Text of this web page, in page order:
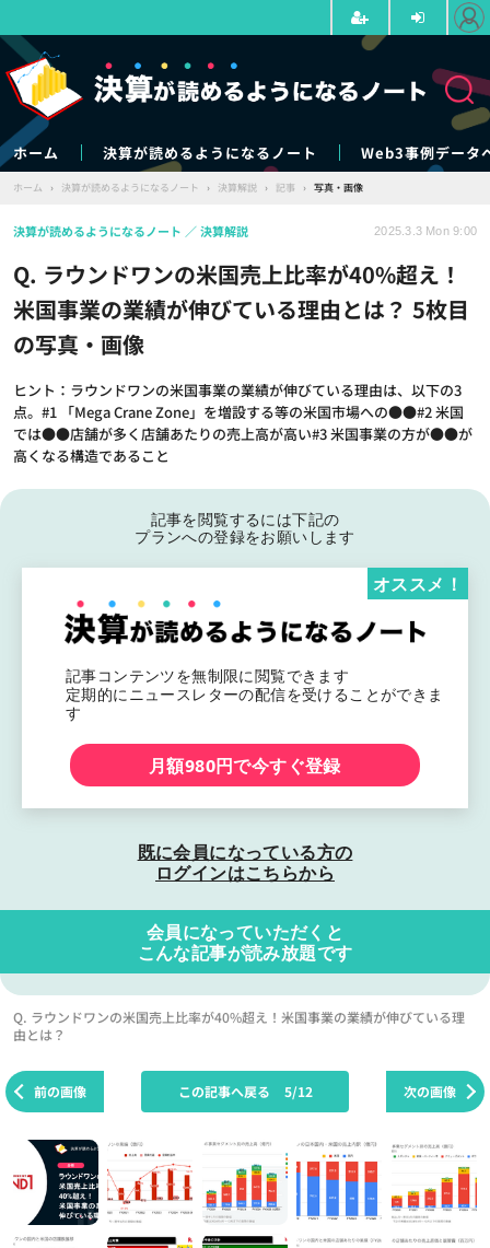
ホーム 決算が読めるようになるノート Web3事例データ
ホーム › 決算が読めるようになるノート › 決算解説 › 記事 › 写真・画像
Q. ラウンドワンの米国売上比率が40%超え！
米国事業の業績が伸びている理由とは？ 5枚目
の写真・画像
ヒント：ラウンドワンの米国事業の業績が伸びている理由は、以下の3
点。#1 「Mega Crane Zone」を増設する等の米国市場への●●#2 米国
では●●店舗が多く店舗あたりの売上高が高い#3 米国事業の方が●●が
高くなる構造であること
決算が読めるようになるノート 決算解説 2025.3.3 Mon 9:00
記事を閲覧するには下記の
プランへの登録をお願いします
記事コンテンツを無制限に閲覧できます
定期的にニュースレターの配信を受けることができま
す
オススメ！
月額980円で今すぐ登録
既に会員になっている方の
ログインはこちらから
会員になっていただくと
こんな記事が読み放題です
Q. ラウンドワンの米国売上比率が40%超え！米国事業の業績が伸びている理
由とは？
前の画像 次の画像
この記事へ戻る 5/12